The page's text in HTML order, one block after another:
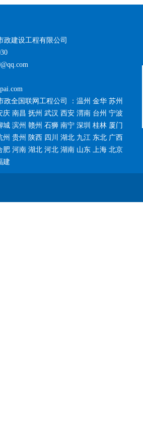
政建设工程有限公司
政全国联网工程公司 ：温州 金华 苏州
庆 南昌 抚州 武汉 西安 渭南 台州 宁波
城 滨州 赣州 石狮 南宁 深圳 桂林 厦门
州 贵州 陕西 四川 湖北 九江 东北 广西
肥 河南 湖北 河北 湖南 山东 上海 北京
建